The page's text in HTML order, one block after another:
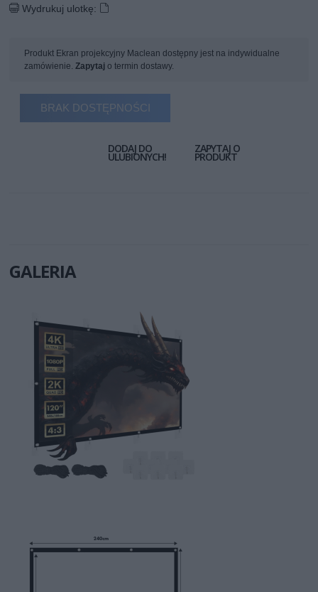
Wydrukuj ulotkę:
Produkt Ekran projekcyjny Maclean dostępny jest na indywidualne
zamówienie.Zapytaj o termin dostawy.
BRAK DOSTĘPNOŚCI
DODAJ DO
ULUBIONYCH!
ZAPYTAJ O
PRODUKT
GALERIA